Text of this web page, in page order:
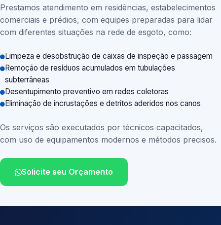
Prestamos atendimento em residências, estabelecimentos
comerciais e prédios, com equipes preparadas para lidar
com diferentes situações na rede de esgoto, como:
Limpeza e desobstrução de caixas de inspeção e passagem
Remoção de resíduos acumulados em tubulações
subterrâneas
Desentupimento preventivo em redes coletoras
Eliminação de incrustações e detritos aderidos nos canos
Os serviços são executados por técnicos capacitados,
com uso de equipamentos modernos e métodos precisos.
Solicite seu Orçamento